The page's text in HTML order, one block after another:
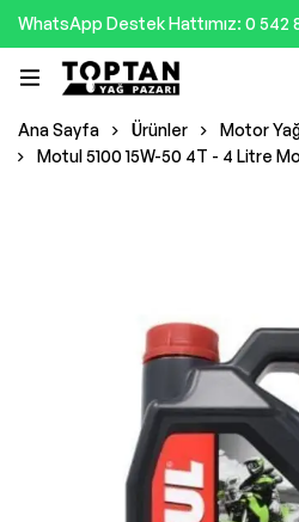
WhatsApp Destek Hattımız: 0 542
Ana Sayfa Ürünler
Motor
Motul 5100 15W-50 4T - 4 Litre